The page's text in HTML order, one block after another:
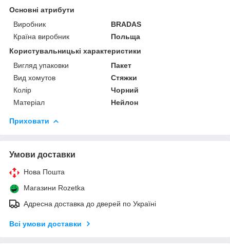
Основні атрибути
Виробник
BRADAS
Країна виробник
Польща
Користувальницькі характеристики
Вигляд упаковки
Пакет
Вид хомутов
Стяжки
Колір
Чорний
Матеріал
Нейлон
Приховати
Умови доставки
Нова Пошта
Магазини Rozetka
Адресна доставка до дверей по Україні
Всі умови доставки